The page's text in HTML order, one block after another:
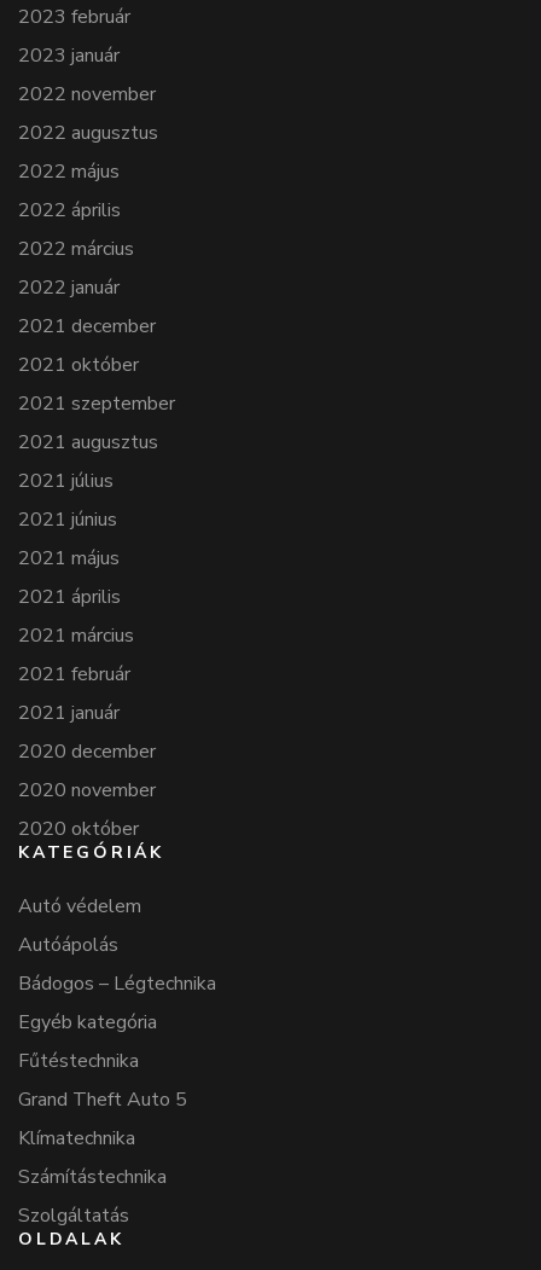
2023 február
2023 január
2022 november
2022 augusztus
2022 május
2022 április
2022 március
2022 január
2021 december
2021 október
2021 szeptember
2021 augusztus
2021 július
2021 június
2021 május
2021 április
2021 március
2021 február
2021 január
2020 december
2020 november
2020 október
KATEGÓRIÁK
Autó védelem
Autóápolás
Bádogos – Légtechnika
Egyéb kategória
Fűtéstechnika
Grand Theft Auto 5
Klímatechnika
Számítástechnika
Szolgáltatás
OLDALAK